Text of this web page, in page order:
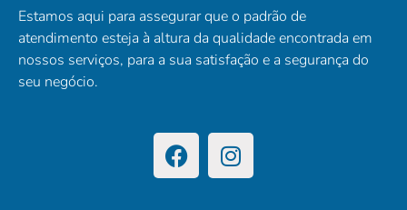
Estamos aqui para assegurar que o padrão de
atendimento esteja à altura da qualidade encontrada em
nossos serviços, para a sua satisfação e a segurança do
seu negócio.